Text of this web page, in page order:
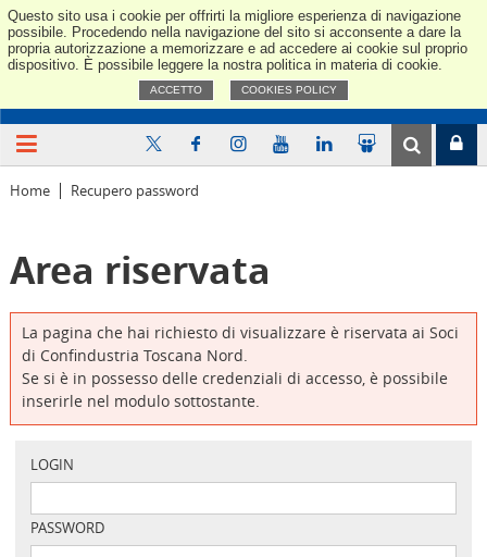
Questo sito usa i cookie per offrirti la migliore esperienza di navigazione
possibile. Procedendo nella navigazione del sito si acconsente a dare la
propria autorizzazione a memorizzare e ad accedere ai cookie sul proprio
dispositivo. È possibile leggere la nostra politica in materia di cookie.
ACCETTO COOKIES POLICY
Home Recupero password
Area riservata
La pagina che hai richiesto di visualizzare è riservata ai Soci
di Confindustria Toscana Nord.
Se si è in possesso delle credenziali di accesso, è possibile
inserirle nel modulo sottostante.
LOGIN
PASSWORD